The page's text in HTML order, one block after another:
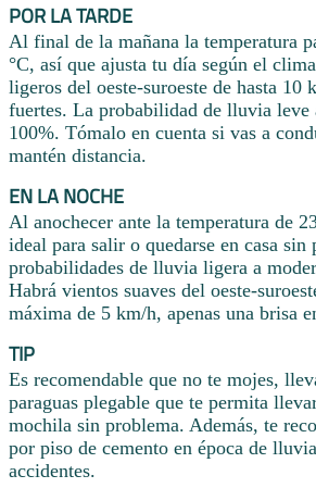
POR LA TARDE
Al final de la mañana la temperatura
°C, así que ajusta tu día según el
ligeros del oeste-suroeste de hasta 10
fuertes. La probabilidad de lluvia leve
100%. Tómalo en cuenta si vas a
mantén distancia.
EN LA NOCHE
Al anochecer ante la temperatura de
ideal para salir o quedarse en casa sin
probabilidades de lluvia ligera a
Habrá vientos suaves del oeste-
máxima de 5 km/h, apenas una brisa
TIP
Es recomendable que no te mojes,
paraguas plegable que te permita
mochila sin problema. Además, te
por piso de cemento en época de
accidentes.